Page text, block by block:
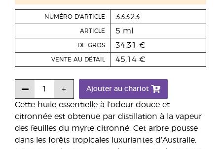
Cette huile essentielle à l’odeur douce et
citronnée est obtenue par distillation à la vapeur
des feuilles du myrte citronné. Cet arbre pousse
dans les forêts tropicales luxuriantes d’Australie.
NUMÉRO D'ARTICLE 33323
ARTICLE 5 ml
DE GROS 34,31 €
VENTE AU DÉTAIL 45,14 €
Ajouter au chariot